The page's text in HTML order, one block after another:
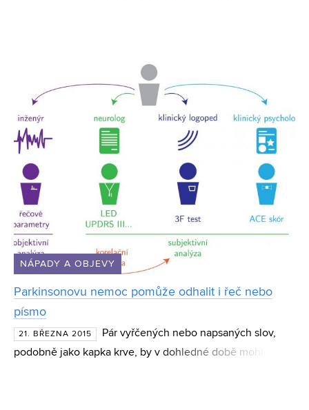
NÁPADY A OBJEVY
Parkinsonovu nemoc pomůže odhalit i řeč nebo
písmo
21. BŘEZNA 2015
Pár vyřčených nebo napsaných slov,
podobně jako kapka krve, by v dohledné době mohlo